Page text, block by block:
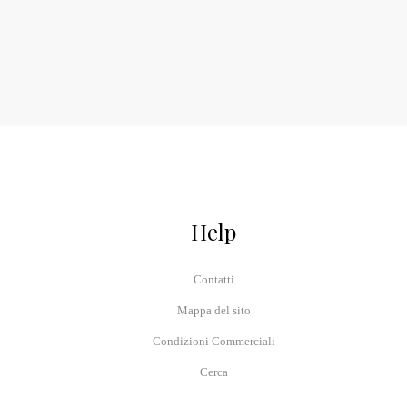
Help
Contatti
Mappa del sito
Condizioni Commerciali
Cerca